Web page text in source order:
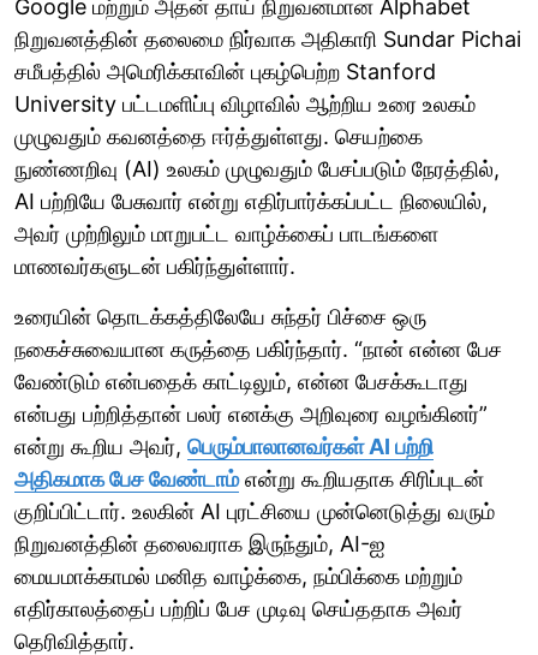
Google மற்றும் அதன் தாய் நிறுவனமான Alphabet
நிறுவனத்தின் தலைமை நிர்வாக அதிகாரி Sundar Pichai
சமீபத்தில் அமெரிக்காவின் புகழ்பெற்ற Stanford
University பட்டமளிப்பு விழாவில் ஆற்றிய உரை உலகம்
முழுவதும் கவனத்தை ஈர்த்துள்ளது. செயற்கை
நுண்ணறிவு (AI) உலகம் முழுவதும் பேசப்படும் நேரத்தில்,
AI பற்றியே பேசுவார் என்று எதிர்பார்க்கப்பட்ட நிலையில்,
அவர் முற்றிலும் மாறுபட்ட வாழ்க்கைப் பாடங்களை
மாணவர்களுடன் பகிர்ந்துள்ளார்.
உரையின் தொடக்கத்திலேயே சுந்தர் பிச்சை ஒரு
நகைச்சுவையான கருத்தை பகிர்ந்தார். “நான் என்ன பேச
வேண்டும் என்பதைக் காட்டிலும், என்ன பேசக்கூடாது
என்பது பற்றித்தான் பலர் எனக்கு அறிவுரை வழங்கினர்”
என்று கூறிய அவர், பெரும்பாலானவர்கள் AI பற்றி
அதிகமாக பேச வேண்டாம்என்று கூறியதாக சிரிப்புடன்
குறிப்பிட்டார். உலகின் AI புரட்சியை முன்னெடுத்து வரும்
நிறுவனத்தின் தலைவராக இருந்தும், AI-ஐ
மையமாக்காமல் மனித வாழ்க்கை, நம்பிக்கை மற்றும்
எதிர்காலத்தைப் பற்றிப் பேச முடிவு செய்ததாக அவர்
தெரிவித்தார்.